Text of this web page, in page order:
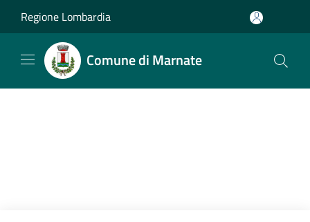
Regione Lombardia
Comune di Marnate